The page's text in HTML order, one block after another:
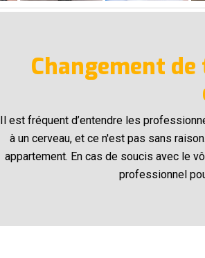
Changement
Il est fréquent d’entendre les
à un cerveau, et ce n'est pas sans
appartement. En cas de soucis avec le
professionnel